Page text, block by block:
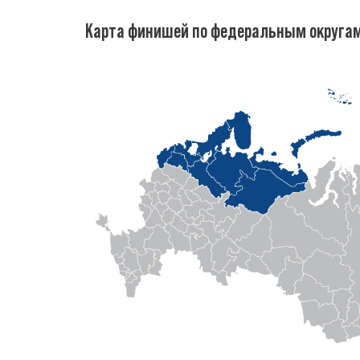
Карта финишей по федеральным